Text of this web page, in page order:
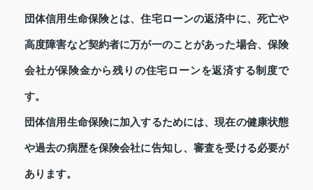
団体信用生命保険とは、住宅ローンの返済中に、死亡や
高度障害など契約者に万が一のことがあった場合、保険
会社が保険金から残りの住宅ローンを返済する制度で
す。
団体信用生命保険に加入するためには、現在の健康状態
や過去の病歴を保険会社に告知し、審査を受ける必要が
あります。